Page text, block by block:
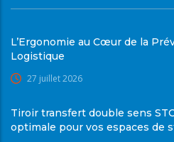
L’Ergonomie au Cœur de la
Logistique
27 juillet 2026
Tiroir transfert double sens
optimale pour vos espaces de